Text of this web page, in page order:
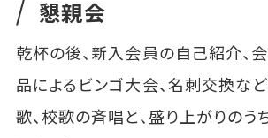
懇親会
乾杯の後、新入会員の自己紹介、
品によるビンゴ大会、名刺交換な
歌、校歌の斉唱と、盛り上がりのう